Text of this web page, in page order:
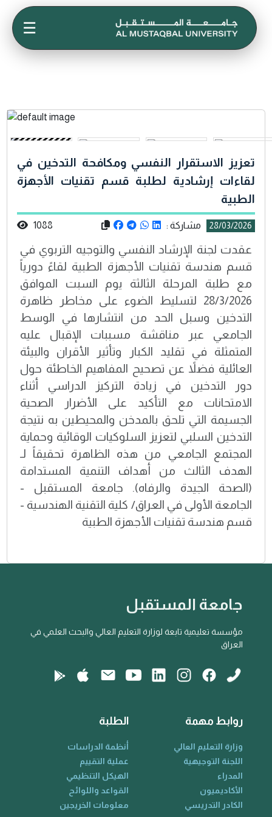
☰
تعزيز الاستقرار النفسي ومكافحة التدخين في
لقاءات إرشادية لطلبة قسم تقنيات الأجهزة
الطبية
28/03/2026 مشاركة : 1088
عقدت لجنة الإرشاد النفسي والتوجيه التربوي في
قسم هندسة تقنيات الأجهزة الطبية لقاءً دورياً
مع طلبة المرحلة الثالثة يوم السبت الموافق
28/3/2026 لتسليط الضوء على مخاطر ظاهرة
التدخين وسبل الحد من انتشارها في الوسط
الجامعي عبر مناقشة مسببات الإقبال عليه
المتمثلة في تقليد الكبار وتأثير الأقران والبيئة
العائلية فضلاً عن تصحيح المفاهيم الخاطئة حول
دور التدخين في زيادة التركيز الدراسي أثناء
الامتحانات مع التأكيد على الأضرار الصحية
الجسيمة التي تلحق بالمدخن والمحيطين به نتيجة
التدخين السلبي لتعزيز السلوكيات الوقائية وحماية
المجتمع الجامعي من هذه الظاهرة تحقيقاً لـ
الهدف الثالث من أهداف التنمية المستدامة
(الصحة الجيدة والرفاه). جامعة المستقبل -
الجامعة الأولى في العراق/ كلية التقنية الهندسية -
قسم هندسة تقنيات الأجهزة الطبية
جامعة المستقبل
مؤسسة تعليمية تابعة لوزارة التعليم العالي والبحث العلمي في
العراق
روابط مهمة
وزارة التعليم العالي
اللجنة التوجيهية
المدراء
الأكاديميون
الكادر التدريسي
الطلبة
أنظمة الدراسات
عملية التقييم
الهيكل التنظيمي
القواعد واللوائح
معلومات الخريجين